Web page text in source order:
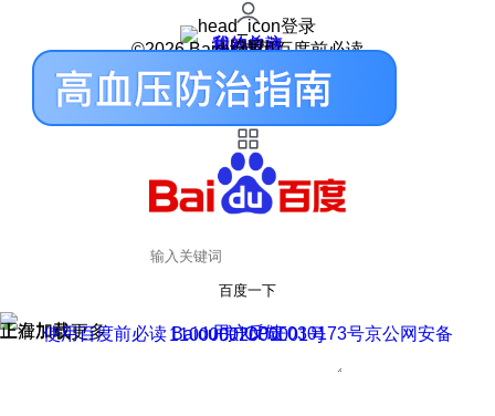
登录
我的关注
我的收藏
皮肤中心
用户反馈
设置
©2026 Baidu 使用百度前必读
百度一下
正在加载
上滑加载更多 用户反馈
使用百度前必读 Baidu 京ICP证030173号
京公网安备11000002000001号